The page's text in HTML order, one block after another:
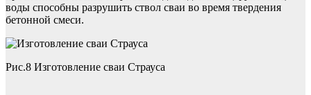
воды способны разрушить ствол сваи во время твердения
бетонной смеси.
Рис.8 Изготовление сваи Страуса